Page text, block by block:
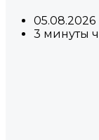
05.08.2026
3 минуты